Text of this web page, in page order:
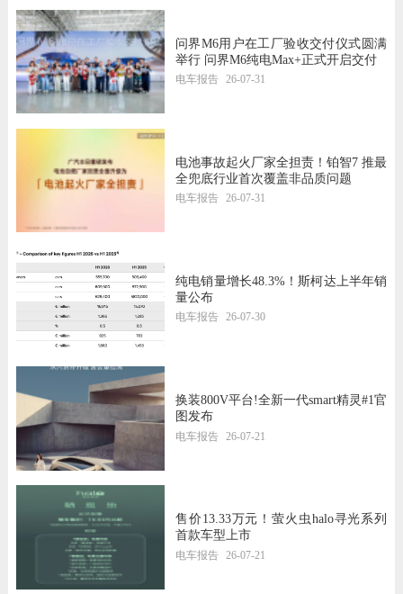
问界M6用户在工厂验收交付仪式圆满
举行 问界M6纯电Max+正式开启交付
电车报告 26-07-31
电池事故起火厂家全担责！铂智7 推最
全兜底行业首次覆盖非品质问题
电车报告 26-07-31
纯电销量增长48.3%！斯柯达上半年销
量公布
电车报告 26-07-30
换装800V平台!全新一代smart精灵#1官
图发布
电车报告 26-07-21
售价13.33万元！萤火虫halo寻光系列
首款车型上市
电车报告 26-07-21